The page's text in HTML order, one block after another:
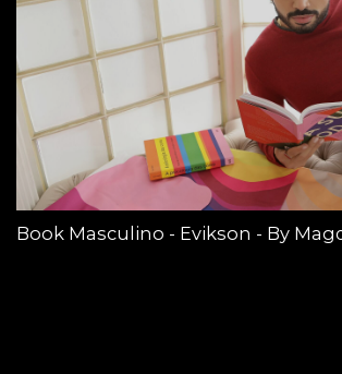
Book Masculino - Evikson - By